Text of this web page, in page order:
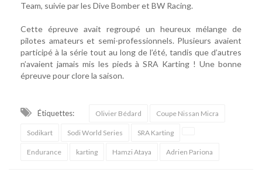
Team, suivie par les Dive Bomber et BW Racing.
Cette épreuve avait regroupé un heureux mélange de
pilotes amateurs et semi-professionnels. Plusieurs avaient
participé à la série tout au long de l’été, tandis que d’autres
n’avaient jamais mis les pieds à SRA Karting ! Une bonne
épreuve pour clore la saison.
Étiquettes: Olivier Bédard Coupe Nissan Micra
Sodikart Sodi World Series SRA Karting
Endurance karting Hamzi Ataya Adrien Pariona